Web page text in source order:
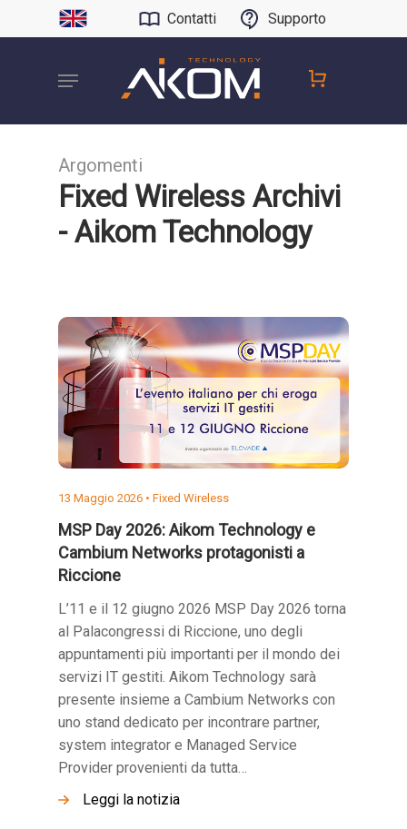
Contatti Supporto
Argomenti
Fixed Wireless Archivi
- Aikom Technology
13 Maggio 2026 • Fixed Wireless
MSP Day 2026: Aikom Technology e
Cambium Networks protagonisti a
Riccione
L’11 e il 12 giugno 2026 MSP Day 2026 torna
al Palacongressi di Riccione, uno degli
appuntamenti più importanti per il mondo dei
servizi IT gestiti. Aikom Technology sarà
presente insieme a Cambium Networks con
uno stand dedicato per incontrare partner,
system integrator e Managed Service
Provider provenienti da tutta…
Leggi la notizia